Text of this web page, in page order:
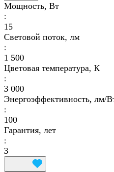
Мощность, Вт
:
15
Световой поток, лм
:
1 500
Цветовая температура, К
:
3 000
Энергоэффективность, лм/
:
100
Гарантия, лет
:
3